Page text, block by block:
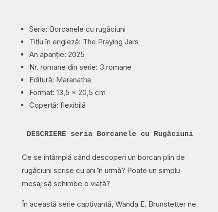
-
Wanda
Brunstetter
quantity
Seria: Borcanele cu rugăciuni
Titlu în engleză: The Praying Jars
An apariție: 2025
Nr. romane din serie: 3 romane
Editură: Maranatha
Format: 13,5 x 20,5 cm
Copertă: flexibilă
DESCRIERE seria Borcanele cu Rugăciuni
Ce se întâmplă când descoperi un borcan plin de
rugăciuni scrise cu ani în urmă? Poate un simplu
mesaj să schimbe o viață?
În această serie captivantă, Wanda E. Brunstetter ne